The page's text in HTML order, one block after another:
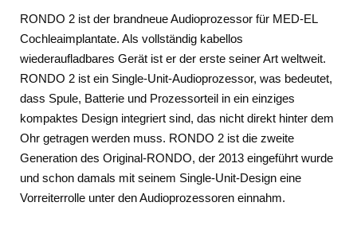
RONDO 2 ist der brandneue Audioprozessor für MED-EL
Cochleaimplantate. Als vollständig kabellos
wiederaufladbares Gerät ist er der erste seiner Art weltweit.
RONDO 2 ist ein Single-Unit-Audioprozessor, was bedeutet,
dass Spule, Batterie und Prozessorteil in ein einziges
kompaktes Design integriert sind, das nicht direkt hinter dem
Ohr getragen werden muss. RONDO 2 ist die zweite
Generation des Original-RONDO, der 2013 eingeführt wurde
und schon damals mit seinem Single-Unit-Design eine
Vorreiterrolle unter den Audioprozessoren einnahm.